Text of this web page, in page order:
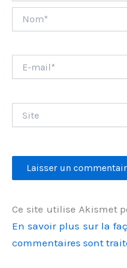
mail*
Ce site utilise Akismet
En savoir plus sur la
commentaires sont